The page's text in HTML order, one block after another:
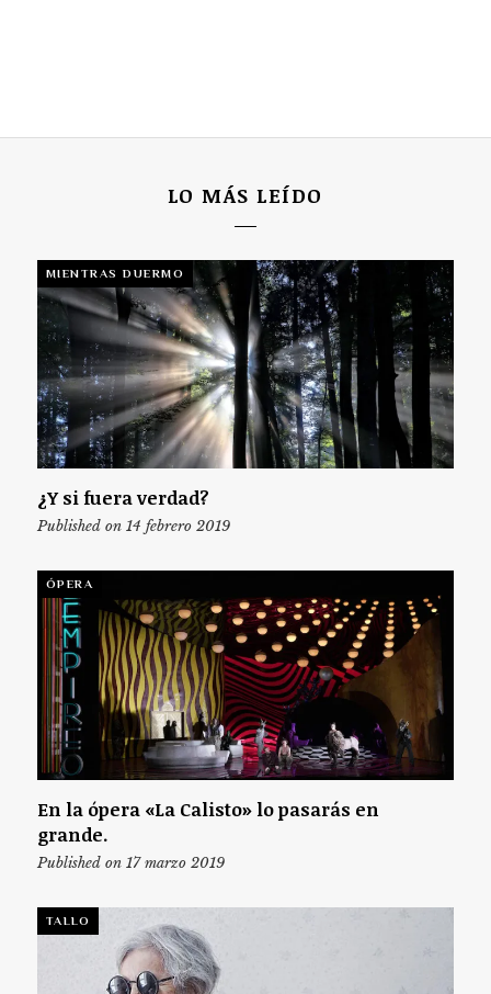
LO MÁS LEÍDO
MIENTRAS DUERMO
¿Y si fuera verdad?
Published on 14 febrero 2019
ÓPERA
En la ópera «La Calisto» lo pasarás en
grande.
Published on 17 marzo 2019
TALLO